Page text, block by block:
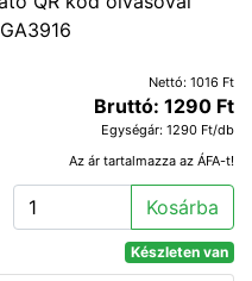
GA3916
Nettó: 1016 Ft
Bruttó: 1290 Ft
Egységár: 1290 Ft/db
Az ár tartalmazza az ÁFA-t!
Kosárba
Készleten van